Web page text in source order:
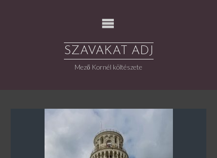
SZAVAKAT ADJ
Mező Kornél költészete